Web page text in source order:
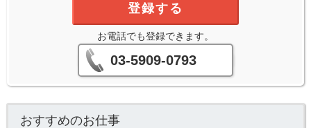
登録する
お電話でも登録できます。
03-5909-0793
おすすめのお仕事